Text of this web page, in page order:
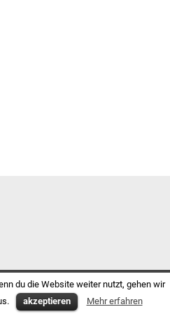
du die Website weiter nutzt, gehen wir
akzeptieren Mehr erfahren